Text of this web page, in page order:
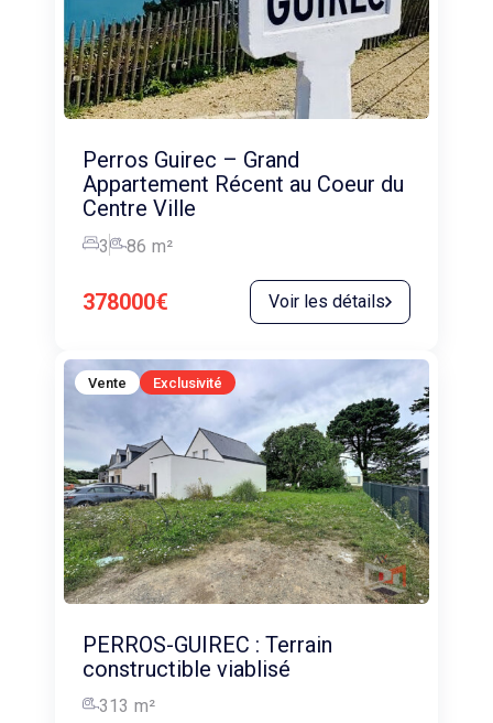
Perros Guirec – Grand
Appartement Récent au Coeur du
Centre Ville
3 86 m²
378000€ Voir les détails
Vente Exclusivité
PERROS-GUIREC : Terrain
constructible viablisé
313 m²